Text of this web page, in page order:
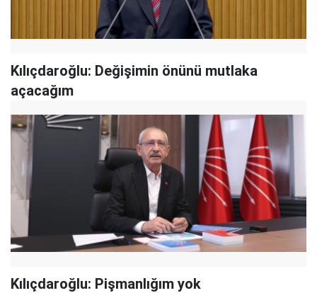
Kılıçdaroğlu: Değişimin önünü mutlaka
açacağım
Kılıçdaroğlu: Pişmanlığım yok